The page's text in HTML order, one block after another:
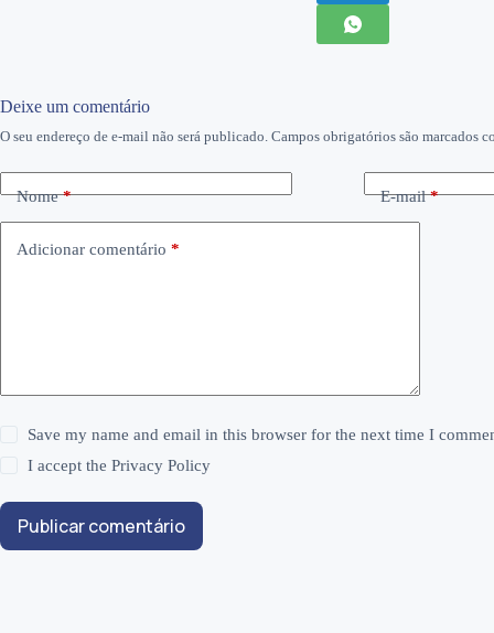
Deixe um comentário
O seu endereço de e-mail não será publicado. Campos obrigatórios são marcados
Nome* E-mail*
Adicionar comentário *
Save my name and email in this browser for the next time I
I accept thePrivacy Policy
Publicar comentário